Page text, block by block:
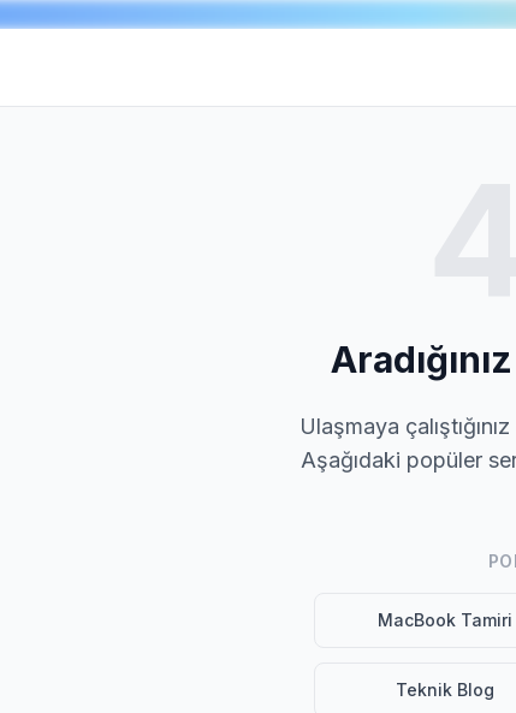
Ulaşmaya
Aşağıdaki popüler
MacBook Tamiri
Teknik Blog